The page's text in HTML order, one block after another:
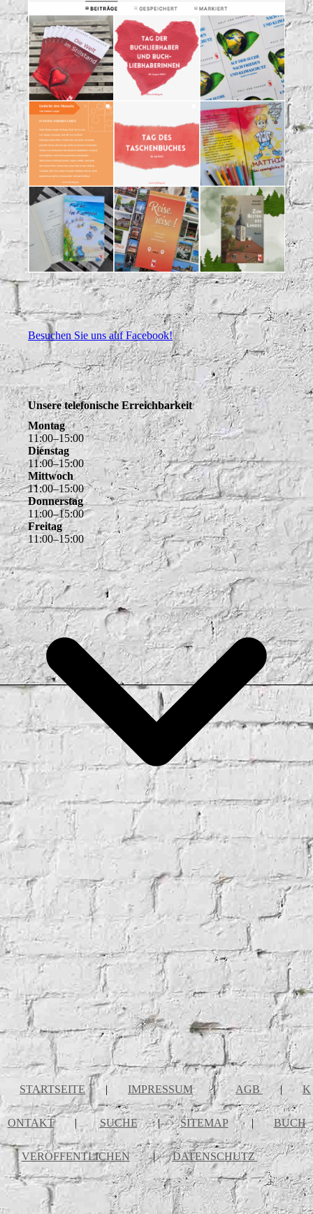
Besuchen Sie uns auf Facebook!
Unsere telefonische Erreichbarkeit
Montag
11:00–15:00
Dienstag
11:00–15:00
Mittwoch
11:00–15:00
Donnerstag
11:00–15:00
Freitag
11:00–15:00
STARTSEITE | IMPRESSUM | AGB | K
ONTAKT | SUCHE | SITEMAP | BUCH
VERÖFFENTLICHEN | DATENSCHUTZ